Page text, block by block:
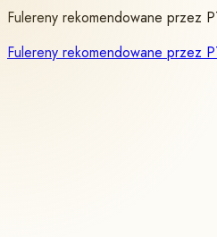
Fulereny rekomendowane przez
Fulereny rekomendowane przez